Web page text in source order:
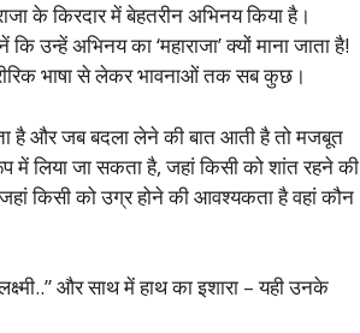
के किरदार में बेहतरीन अभिनय किया है।
अभिनय का ‘महाराजा’ क्यों माना जाता है!
भाषा से लेकर भावनाओं तक सब कुछ।
है और जब बदला लेने की बात आती है तो मजबूत
लिया जा सकता है, जहां किसी को शांत रहने की
किसी को उग्र होने की आवश्यकता है वहां कौन
और साथ में हाथ का इशारा – यही उनके